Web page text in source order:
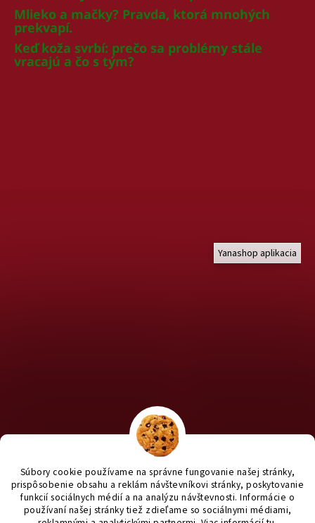
Súbory cookie používame na správne fungovanie našej stránky,
prispôsobenie obsahu a reklám návštevníkovi stránky, poskytovanie
funkcií sociálnych médií a na analýzu návštevnosti. Informácie o
používaní našej stránky tiež zdieľame so sociálnymi médiami,
Mlieko a mačky? Pravda, ktorá mnohých
prekvapí.
Keď koža svrbí: prečo sa problémy stále
vracajú a čo s tým?
Yanashop aplikacia
Chcete nakúpiť pre útulky? Kliknite TU na náš útulkový eshop a
staň sa anjelom pre útulkáčov ♥